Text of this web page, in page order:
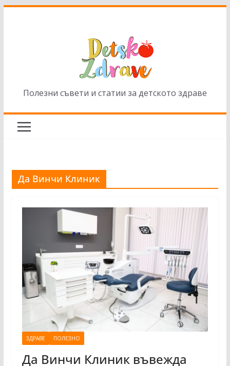
Полезни съвети и статии за детското здраве
Да Винчи Клиник
ЗДРАВЕ ПОЛЕЗНО
Да Винчи Клиник въвежда